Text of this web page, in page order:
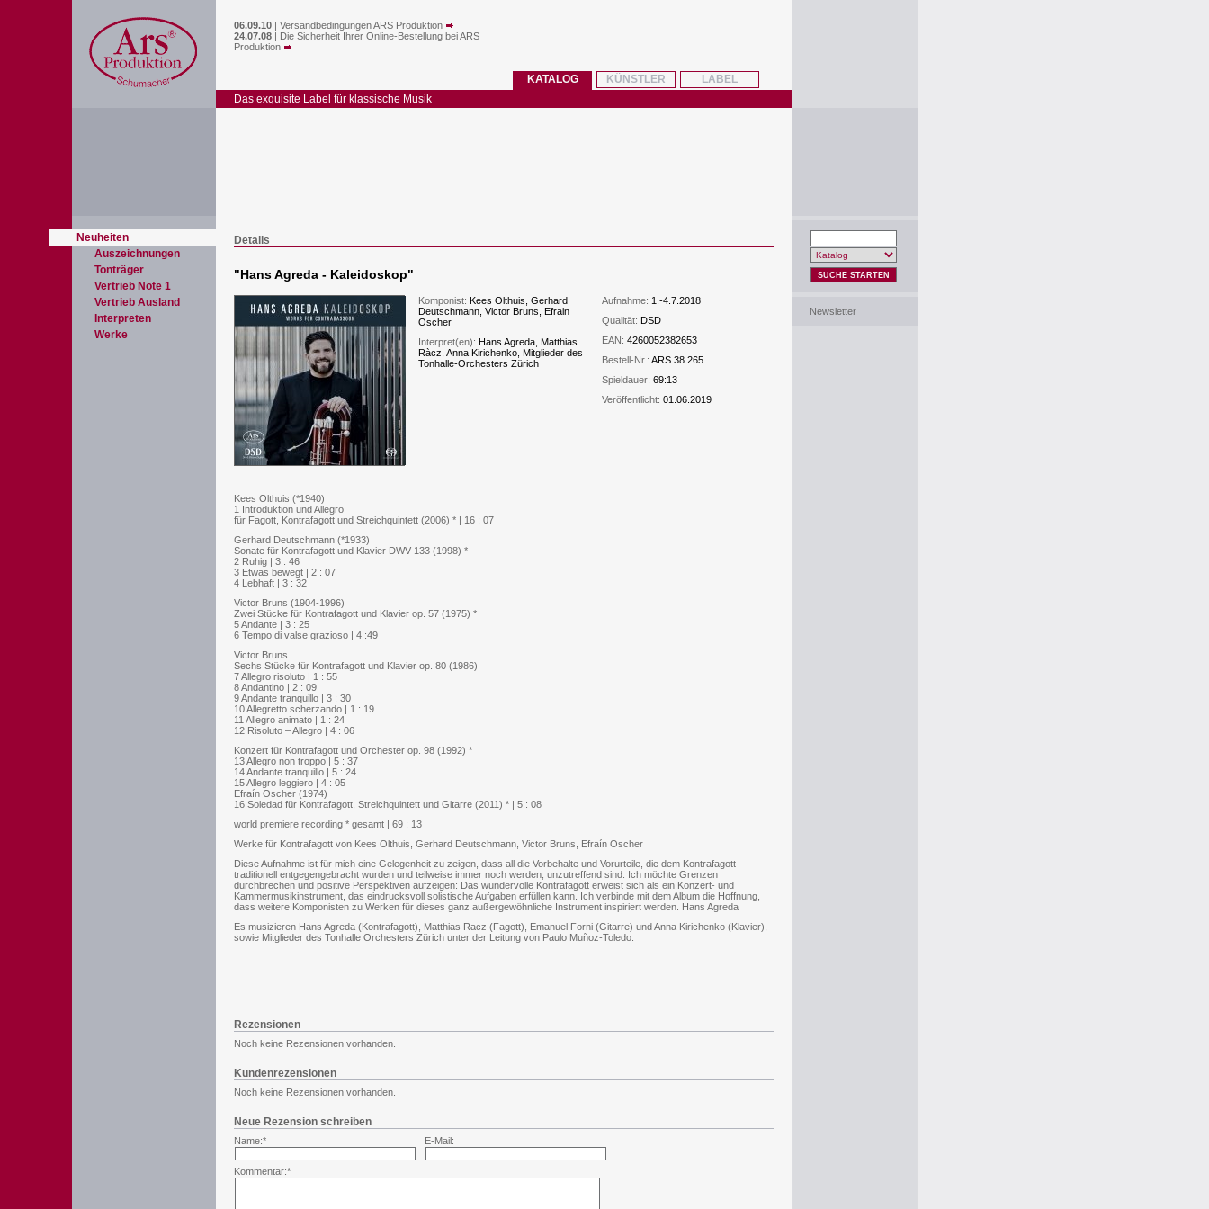
06.09.10 | Versandbedingungen ARS Produktion
24.07.08 | Die Sicherheit Ihrer Online-Bestellung bei ARS
Produktion
KATALOG KÜNSTLER
LABEL
Das exquisite Label für klassische Musik
Neuheiten
Auszeichnungen
Tonträger
Vertrieb Note 1
Vertrieb Ausland
Interpreten
Werke
Details
"Hans Agreda - Kaleidoskop"
Komponist: Kees Olthuis, Gerhard
Deutschmann, Victor Bruns, Efrain
Oscher
Interpret(en): Hans Agreda, Matthias
Ràcz, Anna Kirichenko, Mitglieder des
Tonhalle-Orchesters Zürich
Aufnahme: 1.-4.7.2018
Qualität: DSD
EAN: 4260052382653
Bestell-Nr.: ARS 38 265
Spieldauer: 69:13
Veröffentlicht: 01.06.2019
Kees Olthuis (*1940)
1 Introduktion und Allegro
für Fagott, Kontrafagott und Streichquintett (2006) * | 16 : 07
Gerhard Deutschmann (*1933)
Sonate für Kontrafagott und Klavier DWV 133 (1998) *
2 Ruhig | 3 : 46
3 Etwas bewegt | 2 : 07
4 Lebhaft | 3 : 32
Victor Bruns (1904-1996)
Zwei Stücke für Kontrafagott und Klavier op. 57 (1975) *
5 Andante | 3 : 25
6 Tempo di valse grazioso | 4 :49
Victor Bruns
Sechs Stücke für Kontrafagott und Klavier op. 80 (1986)
7 Allegro risoluto | 1 : 55
8 Andantino | 2 : 09
9 Andante tranquillo | 3 : 30
10 Allegretto scherzando | 1 : 19
11 Allegro animato | 1 : 24
12 Risoluto – Allegro | 4 : 06
Konzert für Kontrafagott und Orchester op. 98 (1992) *
13 Allegro non troppo | 5 : 37
14 Andante tranquillo | 5 : 24
15 Allegro leggiero | 4 : 05
Efraín Oscher (1974)
16 Soledad für Kontrafagott, Streichquintett und Gitarre (2011) * | 5 : 08
world premiere recording * gesamt | 69 : 13
Werke für Kontrafagott von Kees Olthuis, Gerhard Deutschmann, Victor Bruns, Efraín Oscher
Diese Aufnahme ist für mich eine Gelegenheit zu zeigen, dass all die Vorbehalte und Vorurteile, die dem Kontrafagott
traditionell entgegengebracht wurden und teilweise immer noch werden, unzutreffend sind. Ich möchte Grenzen
durchbrechen und positive Perspektiven aufzeigen: Das wundervolle Kontrafagott erweist sich als ein Konzert- und
Kammermusikinstrument, das eindrucksvoll solistische Aufgaben erfüllen kann. Ich verbinde mit dem Album die Hoffnung,
dass weitere Komponisten zu Werken für dieses ganz außergewöhnliche Instrument inspiriert werden. Hans Agreda
Es musizieren Hans Agreda (Kontrafagott), Matthias Racz (Fagott), Emanuel Forni (Gitarre) und Anna Kirichenko (Klavier),
sowie Mitglieder des Tonhalle Orchesters Zürich unter der Leitung von Paulo Muñoz-Toledo.
Rezensionen
Noch keine Rezensionen vorhanden.
Kundenrezensionen
Noch keine Rezensionen vorhanden.
Neue Rezension schreiben
Name:* E-Mail:
Kommentar:*
SUCHE STARTEN
Newsletter